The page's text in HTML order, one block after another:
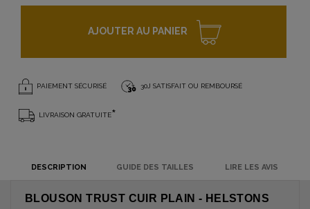
AJOUTER AU PANIER
PAIEMENT SÉCURISÉ 30J SATISFAIT OU REMBOURSÉ
LIVRAISON GRATUITE*
DESCRIPTION GUIDE DES TAILLES LIRE LES AVIS
BLOUSON TRUST CUIR PLAIN - HELSTONS